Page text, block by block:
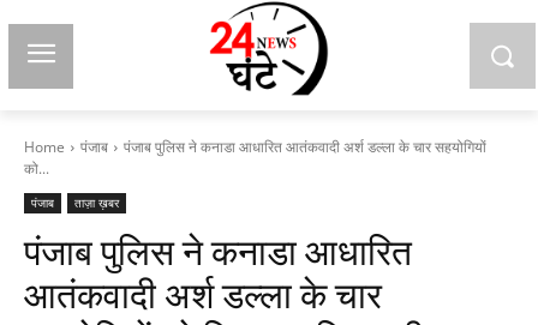
Home पंजाब
पंजाब पुलिस ने कनाडा आधारित आतंकवादी अर्श डल्ला के चार सहयोगियों
को...
पंजाब ताज़ा ख़बर
पंजाब पुलिस ने कनाडा आधारित
आतंकवादी अर्श डल्ला के चार